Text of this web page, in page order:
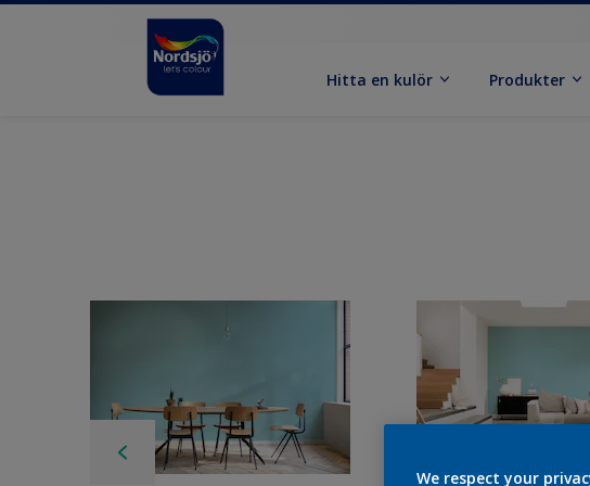
Hitta en kulör Produkter
We respect your